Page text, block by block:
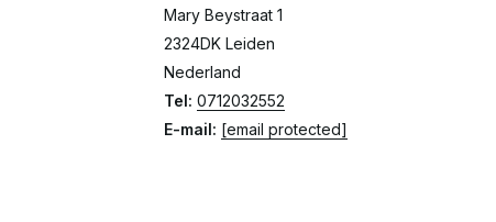
Mary Beystraat 1
2324DK Leiden
Nederland
Tel: 0712032552
E-mail: [email protected]